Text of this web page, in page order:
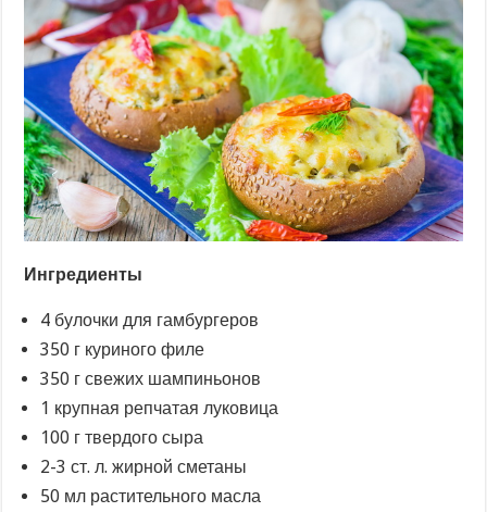
Ингредиенты
4 булочки для гамбургеров
350 г куриного филе
350 г свежих шампиньонов
1 крупная репчатая луковица
100 г твердого сыра
2-3 ст. л. жирной сметаны
50 мл растительного масла